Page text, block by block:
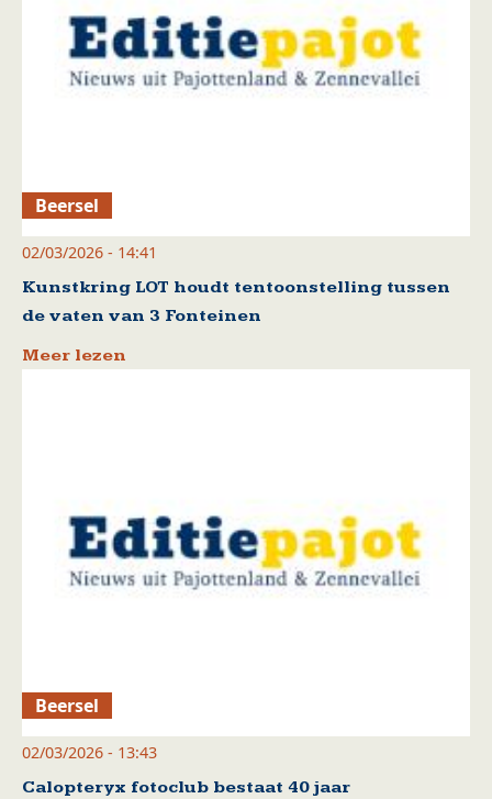
Beersel
02/03/2026 - 14:41
Kunstkring LOT houdt tentoonstelling tussen
de vaten van 3 Fonteinen
Meer lezen
Beersel
02/03/2026 - 13:43
Calopteryx fotoclub bestaat 40 jaar